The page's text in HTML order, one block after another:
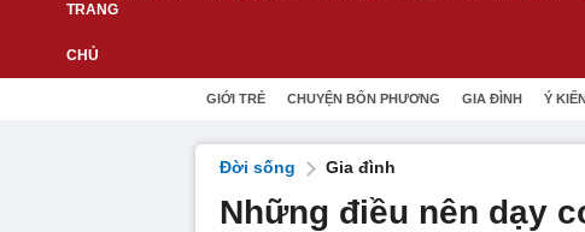
GIỚI TRẺ CHUYỆN BỐN PHƯƠNG GIA ĐÌNH Ý
Đời sống Gia đình
Những điều nên dạy